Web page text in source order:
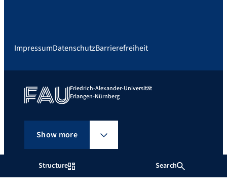
Structure Search
ImpressumDatenschutzBarrierefreiheit
Friedrich-Alexander-Universität
Erlangen-Nürnberg
Show more